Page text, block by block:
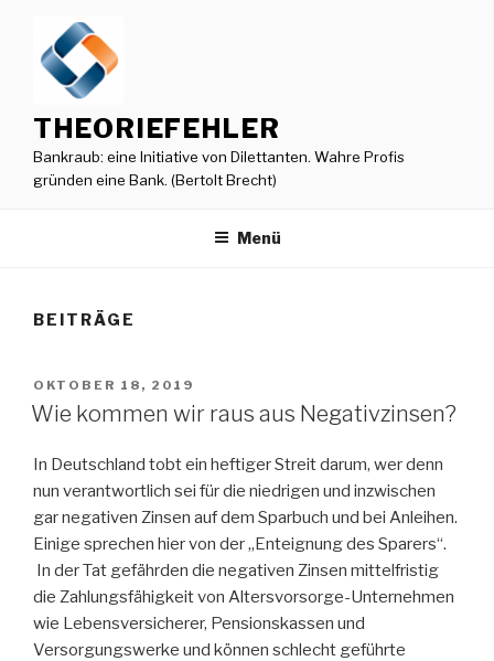
springen
THEORIEFEHLER
Bankraub: eine Initiative von Dilettanten. Wahre Profis
gründen eine Bank. (Bertolt Brecht)
Menü
BEITRÄGE
VERÖFFENTLICHT
AM
OKTOBER 18, 2019
Wie kommen wir raus aus Negativzinsen?
In Deutschland tobt ein heftiger Streit darum, wer denn
nun verantwortlich sei für die niedrigen und inzwischen
gar negativen Zinsen auf dem Sparbuch und bei Anleihen.
Einige sprechen hier von der „Enteignung des Sparers“.
In der Tat gefährden die negativen Zinsen mittelfristig
die Zahlungsfähigkeit von Altersvorsorge-Unternehmen
wie Lebensversicherer, Pensionskassen und
Versorgungswerke und können schlecht geführte